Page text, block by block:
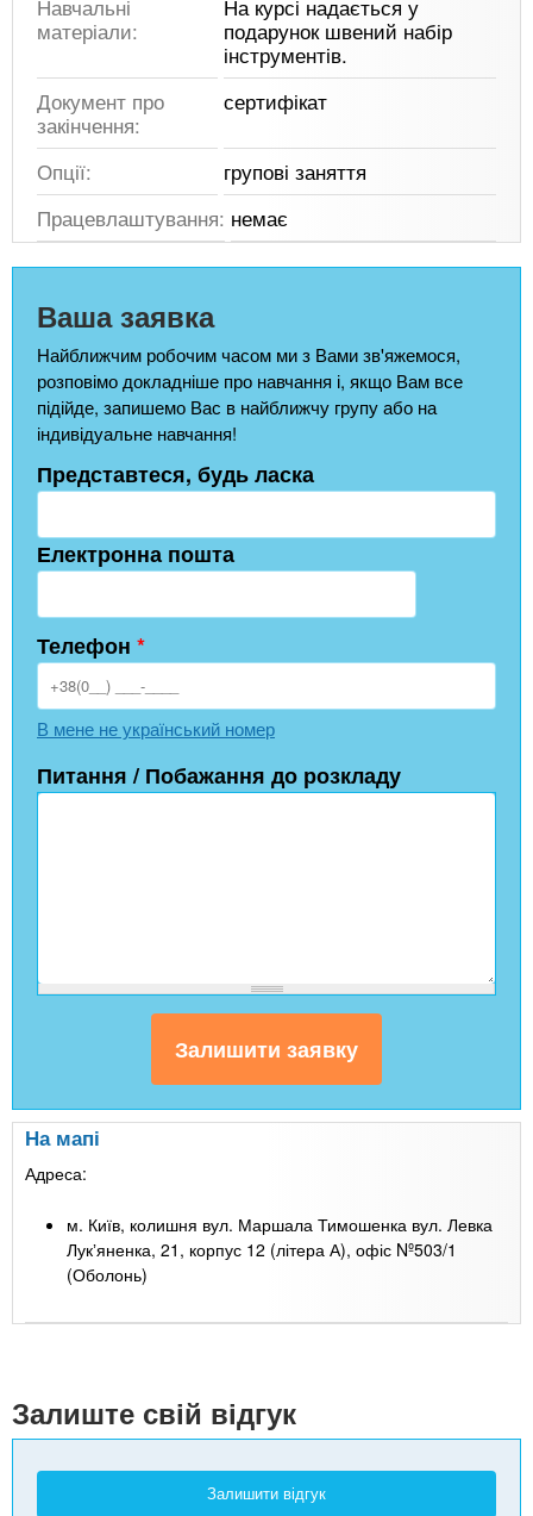
Навчальні
матеріали:
На курсі надається у
подарунок швений набір
інструментів.
Документ про
закінчення:
сертифікат
Опції:
групові заняття
Працевлаштування: немає
Ваша заявка
Найближчим робочим часом ми з Вами зв'яжемося,
розповімо докладніше про навчання і, якщо Вам все
підійде, запишемо Вас в найближчу групу або на
індивідуальне навчання!
Представтеся, будь ласка
Електронна пошта
Телефон *
В мене не український номер
Питання / Побажання до розкладу
На мапі
Адреса:
м. Київ, колишня вул. Маршала Тимошенка вул. Левка
Лукʼяненка, 21, корпус 12 (літера А), офіс Nº503/1
(Оболонь)
Залиште свій відгук
Залишити відгук